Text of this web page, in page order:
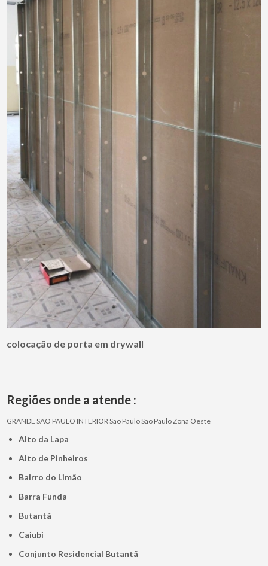
colocação de porta em drywall
Regiões onde a atende :
GRANDE SÃO PAULO INTERIOR São PauloSão PauloZona Oeste
Alto da Lapa
Alto de Pinheiros
Bairro do Limão
Barra Funda
Butantã
Caiubi
Conjunto Residencial Butantã